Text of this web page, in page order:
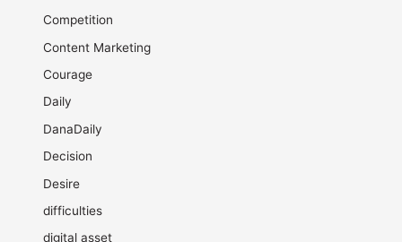
Competition
Content Marketing
Courage
Daily
DanaDaily
Decision
Desire
difficulties
digital asset